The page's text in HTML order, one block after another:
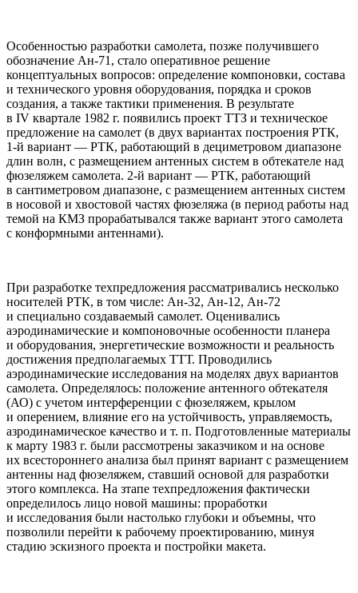
Особенностью разработки самолета, позже получившего
обозначение Ан-71, стало оперативное решение
концептуальных вопросов: определение компоновки, состава
и технического уровня оборудования, порядка и сроков
создания, а также тактики применения. В результате
в IV квартале 1982 г. появились проект ТТЗ и техническое
предложение на самолет (в двух вариантах построения РТК,
1-й вариант — РТК, работающий в дециметровом диапазоне
длин волн, с размещением антенных систем в обтекателе над
фюзеляжем самолета. 2-й вариант — РТК, работающий
в сантиметровом диапазоне, с размещением антенных систем
в носовой и хвостовой частях фюзеляжа (в период работы над
темой на КМЗ прорабатывался также вариант этого самолета
с конформными антеннами).
При разработке техпредложения рассматривались несколько
носителей РТК, в том числе: Ан-32, Ан-12, Ан-72
и специально создаваемый самолет. Оценивались
аэродинамические и компоновочные особенности планера
и оборудования, энергетические возможности и реальность
достижения предполагаемых ТТТ. Проводились
аэродинамические исследования на моделях двух вариантов
самолета. Определялось: положение антенного обтекателя
(АО) с учетом интерференции с фюзеляжем, крылом
и оперением, влияние его на устойчивость, управляемость,
азродинамическое качество и т. п. Подготовленные материалы
к марту 1983 г. были рассмотрены заказчиком и на основе
их всестороннего анализа был принят вариант с размещением
антенны над фюзеляжем, ставший основой для разработки
этого комплекса. Hа зтапе техпредложения фактически
onределилось лицо новой машины: проработки
и исследования были настолько глубоки и объемны, что
позволили перейти к рабочему проектированию, минуя
стадию эскизного проекта и постройки макета.